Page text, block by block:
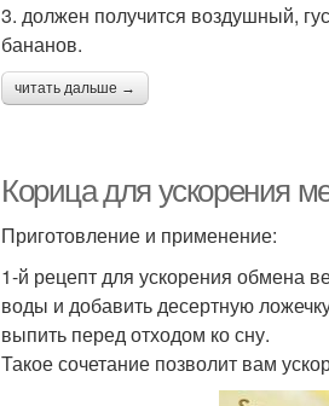
3. должен получится воздушный,
бананов.
читать дальше →
Корица для ускорения
Приготовление и применение:
1-й рецепт для ускорения обмена
воды и добавить десертную
выпить перед отходом ко сну.
Такое сочетание позволит вам